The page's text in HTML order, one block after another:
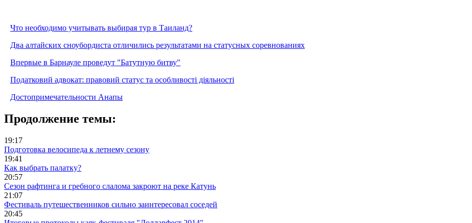
Что необходимо учитывать выбирая тур в Таиланд?
Два алтайских сноубордиста отличились результатами на статусных соревнованиях
Впервые в Барнауле проведут "Батутную битву"
Податковий адвокат: правовий статус та особливості діяльності
Достопримечательности Анапы
Продолжение темы:
19:17
Подготовка велосипеда к летнему сезону
19:41
Как выбрать палатку?
20:57
Сезон рафтинга и гребного слалома закроют на реке Катунь
21:07
Фестиваль путешественников сильно заинтересовал соседей
20:45